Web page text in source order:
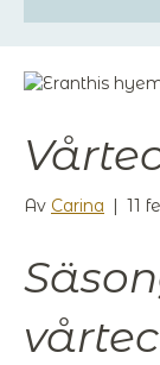
Av Carina 11